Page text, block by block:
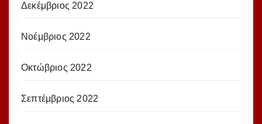
Δεκέμβριος 2022
Νοέμβριος 2022
Οκτώβριος 2022
Σεπτέμβριος 2022